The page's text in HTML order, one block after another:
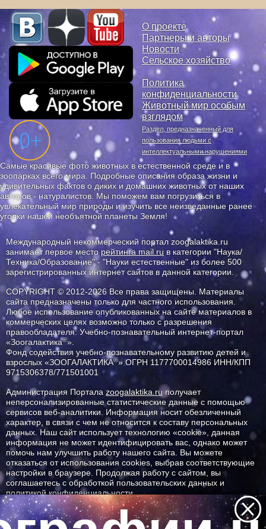
О проекте
Партнеры и авторы
Новости
Сельское хозяйство
Политика
конфиденциальности
Животный мир особым
взглядом
Раздел, предназначенный для
пользования людьми с
интеллектуальными нарушениями
Самые красивые фото животных в естественной среде и в
зоопарках всего мира. Подробные описания образа жизни и
удивительных фактов о диких и домашних животных от наших
авторов - натуралистов. Мы поможем вам погрузиться в
увлекательный мир природы и изучить все неизведанные ранее
уголки нашей необъятной планеты Земля!
Международный некоммерческий портал zoogalaktika.ru
занимает первое месторейтинга mail.ru в категории "Наука/
Техника/Образование" - "Науки естественные" из более 500
зарегистрированных интернет сайтов в данной категории.
COPYRIGHT © 2012-2026 Все права защищены. Материалы
сайта предназначены только для частного использования.
Любое использование опубликованных на сайте материалов в
коммерческих целях возможно только с разрешения
правообладателя: Учебно-познавательный интернет-портал
«Зоогалактика®».
Фонд содействия учебно-познавательному развитию детей и
взрослых «ЗООГАЛАКТИКА®» ОГРН 1177700014986 ИНН/КПП
9715306378/771501001
Администрация Портала zoogalaktika.ruполучает
неперсонализированные статистические данные с помощью
сервисов веб-аналитики. Информация носит обезличенный
характер, в связи с чем не относится к составу персональных
данных. Наш сайт использует технологию «cookie», данная
информация не может идентифицировать вас, однако может
помочь нам улучшить работу нашего сайта. Вы можете
отказаться от использования cookies, выбрав соответствующие
настройки в браузере. Продолжая работу с сайтом, вы
соглашаетесь с обработкой пользовательских данных и
политикой конфиденциальности.